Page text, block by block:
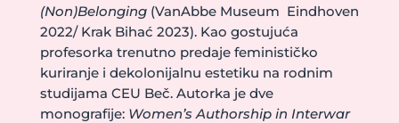
(Non)Belonging(VanAbbe Museum Eindhoven
2022/ Krak Bihać 2023). Kao gostujuća
profesorka trenutno predaje feminističko
kuriranje i dekolonijalnu estetiku na rodnim
studijama CEU Beč. Autorka je dve
monografije: Women’s Authorship in Interwar